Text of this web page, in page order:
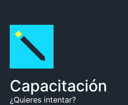
Capacitación
¿Quieres intentar?